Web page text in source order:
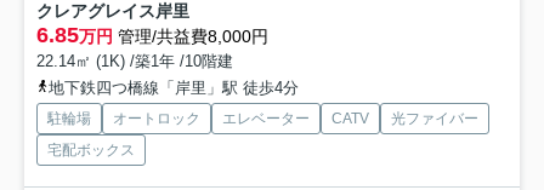
クレアグレイス岸里
6.85万円 管理/共益費8,000円
22.14㎡ (1K) /築1年 /10階建
地下鉄四つ橋線「岸里」駅 徒歩4分
駐輪場 オートロック エレベーター CATV
光ファイバー
宅配ボックス